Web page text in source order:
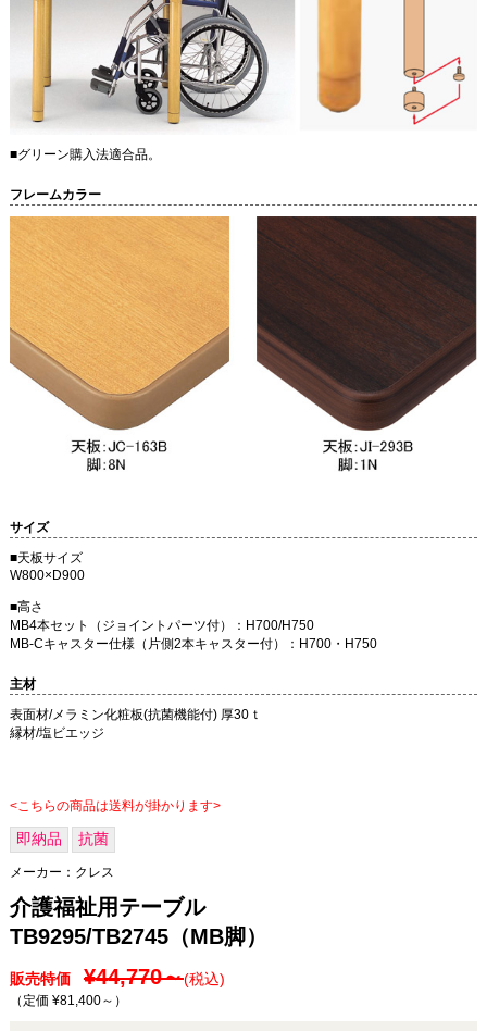
■グリーン購入法適合品。
フレームカラー
サイズ
■天板サイズ
W800×D900
■高さ
MB4本セット（ジョイントパーツ付）：H700/H750
MB-Cキャスター仕様（片側2本キャスター付）：H700・H750
主材
表面材/メラミン化粧板(抗菌機能付) 厚30ｔ
縁材/塩ビエッジ
<こちらの商品は送料が掛かります>
即納品 抗菌
メーカー： クレス
介護福祉用テーブル
TB9295/TB2745（MB脚）
販売特価 ¥44,770～(税込)
（定価 ¥81,400～ ）